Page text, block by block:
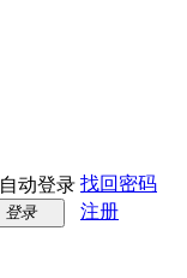
自动登录 找回密码
登录 注册